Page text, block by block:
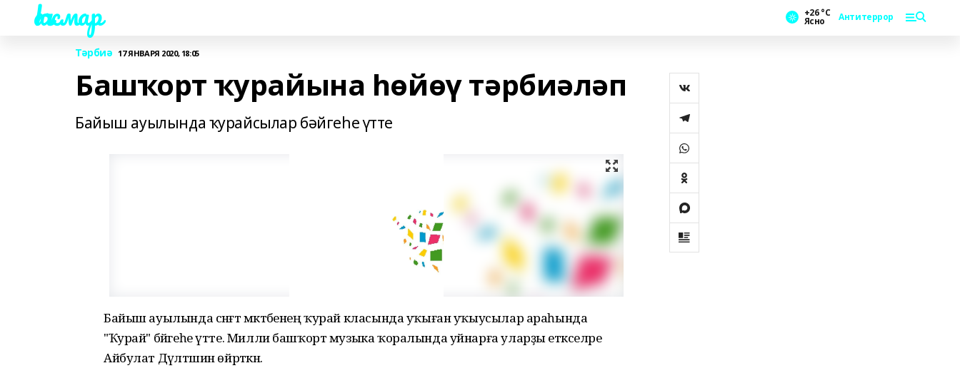
Һаҡмар +26 °С
Ясно Антитеррор
Тәрбиә 17 ЯНВАРЯ 2020, 18:05
Башҡорт ҡурайына һөйөү тәрбиәләп
Байыш ауылында ҡурайсылар бәйгеһе үтте
Байыш ауылында сәнғәт мәктәбенең ҡурай класында уҡыған уҡыусылар араһында
"Ҡурай" бәйгеһе үтте. Милли башҡорт музыка ҡоралында уйнарға уларҙы етәкселәре
Айбулат Дәүләтшин өйрәткән.